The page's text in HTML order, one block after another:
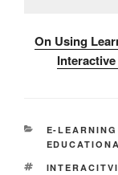
On Using
E-LEARNING